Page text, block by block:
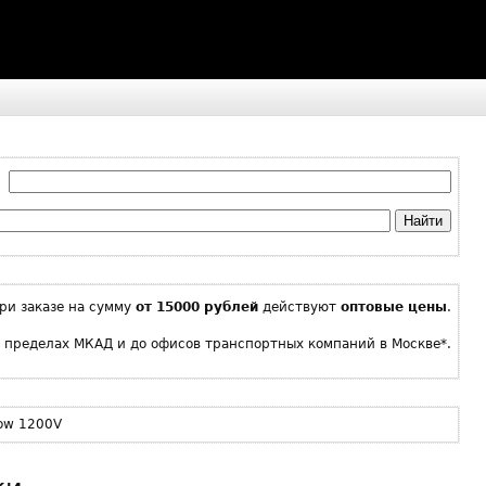
Найти
заказе на сумму от 15000 рублей действуют оптовые цены.
пределах МКАД и до офисов транспортных компаний в Москве*.
1200V